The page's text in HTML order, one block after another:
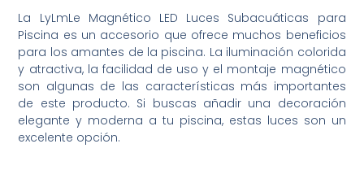
La LyLmLe Magnético LED Luces Subacuáticas para
Piscina es un accesorio que ofrece muchos beneficios
para los amantes de la piscina. La iluminación colorida
y atractiva, la facilidad de uso y el montaje magnético
son algunas de las características más importantes
de este producto. Si buscas añadir una decoración
elegante y moderna a tu piscina, estas luces son un
excelente opción.